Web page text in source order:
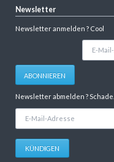
Newsletter
Newsletter anmelden ? Cool
Adresse
ABONNIEREN
Newsletter abmelden ? Schade...
KÜNDIGEN